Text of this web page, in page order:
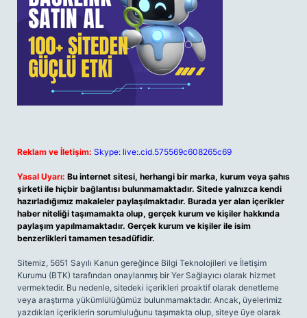
Reklam ve İletişim: Skype: live:.cid.575569c608265c69
Yasal Uyarı: Bu internet sitesi, herhangi bir marka, kurum veya şahıs
şirketi ile hiçbir bağlantısı bulunmamaktadır. Sitede yalnızca kendi
hazırladığımız makaleler paylaşılmaktadır. Burada yer alan içerikler
haber niteliği taşımamakta olup, gerçek kurum ve kişiler hakkında
paylaşım yapılmamaktadır. Gerçek kurum ve kişiler ile isim
benzerlikleri tamamen tesadüfidir.
Sitemiz, 5651 Sayılı Kanun gereğince Bilgi Teknolojileri ve İletişim
Kurumu (BTK) tarafından onaylanmış bir Yer Sağlayıcı olarak hizmet
vermektedir. Bu nedenle, sitedeki içerikleri proaktif olarak denetleme
veya araştırma yükümlülüğümüz bulunmamaktadır. Ancak, üyelerimiz
yazdıkları içeriklerin sorumluluğunu taşımakta olup, siteye üye olarak